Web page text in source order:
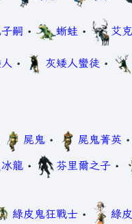
嗣 • 蜥蛙 • 艾
• 灰矮人蠻徒 •
屍鬼 • 屍鬼菁英 •
冰龍 • 芬里爾之子 •
綠皮鬼狂戰士 • 綠